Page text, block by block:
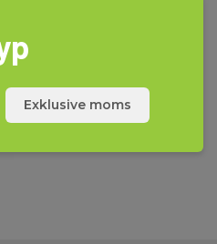
Exklusive moms